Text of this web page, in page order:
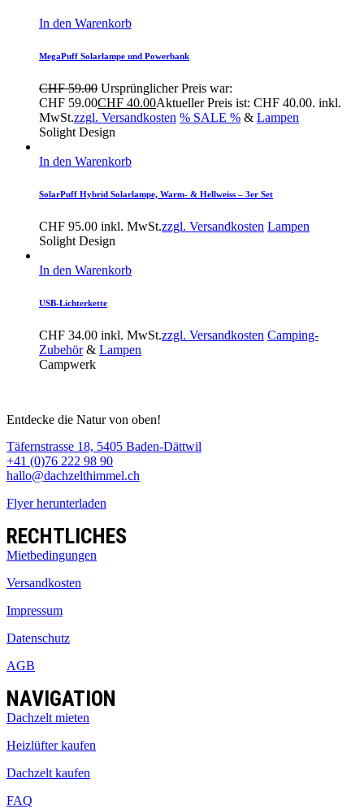
In den Warenkorb
MegaPuff Solarlampe und Powerbank
CHF59.00 Ursprünglicher Preis war:
CHF 59.00CHF 40.00Aktueller Preis ist: CHF 40.00. inkl.
MwSt.zzgl. Versandkosten % SALE % & Lampen
Solight Design
In den Warenkorb
SolarPuff Hybrid Solarlampe, Warm- & Hellweiss – 3er Set
CHF 95.00 inkl. MwSt.zzgl. Versandkosten Lampen
Solight Design
In den Warenkorb
USB-Lichterkette
CHF 34.00 inkl. MwSt.zzgl. Versandkosten Camping-
Zubehör& Lampen
Campwerk
Entdecke die Natur von oben!
Täfernstrasse 18, 5405 Baden-Dättwil
+41 (0)76 222 98 90
hallo@dachzelthimmel.ch
Flyer herunterladen
RECHTLICHES
Mietbedingungen
Versandkosten
Impressum
Datenschutz
AGB
NAVIGATION
Dachzelt mieten
Heizlüfter kaufen
Dachzelt kaufen
FAQ